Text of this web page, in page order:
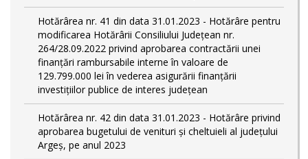
Hotărârea nr. 41 din data 31.01.2023 - Hotărâre pentru
modificarea Hotărârii Consiliului Judeţean nr.
264/28.09.2022 privind aprobarea contractării unei
finanţări rambursabile interne în valoare de
129.799.000 lei în vederea asigurării finanţării
investiţiilor publice de interes judeţean
Hotărârea nr. 42 din data 31.01.2023 - Hotărâre privind
aprobarea bugetului de venituri şi cheltuieli al judeţului
Argeş, pe anul 2023